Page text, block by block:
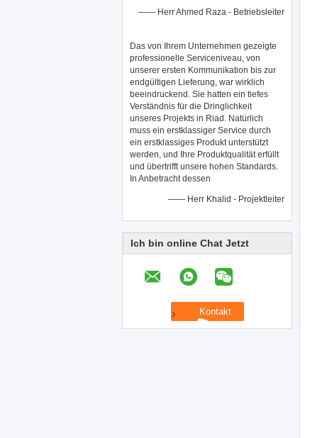
—— Herr Ahmed Raza - Betriebsleiter
Das von Ihrem Unternehmen gezeigte
professionelle Serviceniveau, von
unserer ersten Kommunikation bis zur
endgültigen Lieferung, war wirklich
beeindruckend. Sie hatten ein tiefes
Verständnis für die Dringlichkeit
unseres Projekts in Riad. Natürlich
muss ein erstklassiger Service durch
ein erstklassiges Produkt unterstützt
werden, und Ihre Produktqualität erfüllt
und übertrifft unsere hohen Standards.
In Anbetracht dessen
—— Herr Khalid - Projektleiter
Ich bin online Chat Jetzt